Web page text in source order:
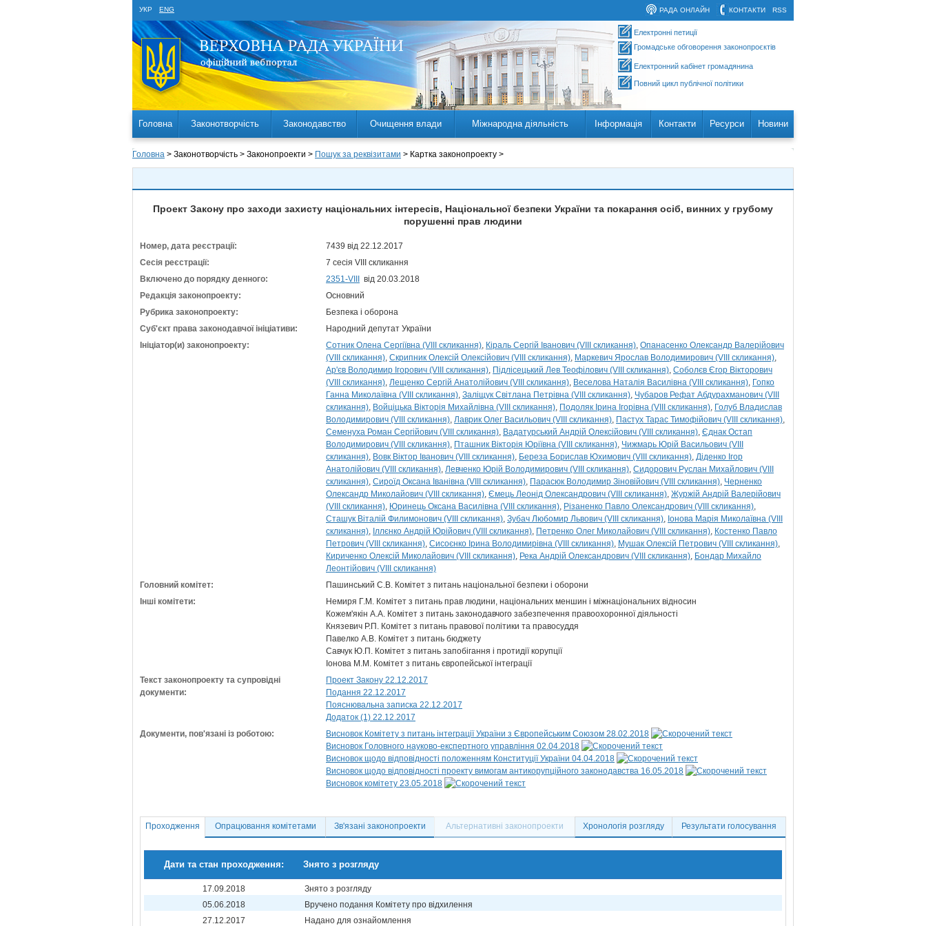
УКР ENG RSS
КОНТАКТИ
РАДА ОНЛАЙН
Електронні петиції
Громадське обговорення законопроєктів
Електронний кабінет громадянина
Повний цикл публічної політики
Головна Законотворчість Законодавство Очищення влади Міжнародна діяльність Інформація Контакти Ресурси Новини
Головна > Законотворчість > Законопроекти > Пошук за реквізитами > Картка законопроекту >
Проект Закону про заходи захисту національних інтересів, Національної безпеки України та покарання осіб, винних у грубому
порушенні прав людини
Номер, дата реєстрації:
7439 від 22.12.2017
Сесія реєстрації:
7 сесія VIII скликання
Включено до порядку денного:
2351-VIII
від 20.03.2018
Редакція законопроекту:
Основний
Рубрика законопроекту:
Безпека і оборона
Суб'єкт права законодавчої ініціативи:
Народний депутат України
Ініціатор(и) законопроекту:
Сотник Олена Сергіївна (VIII скликання) Кіраль Сергій Іванович (VIII скликання) Опанасенко Олександр Валерійович
(VIII скликання) Скрипник Олексій Олексійович (VIII скликання) Маркевич Ярослав Володимирович (VIII скликання)
Ар'єв Володимир Ігорович (VIII скликання) Підлісецький Лев Теофілович (VIII скликання) Соболєв Єгор Вікторович
(VIII скликання) Лещенко Сергій Анатолійович (VIII скликання) Веселова Наталія Василівна (VIII скликання) Гопко
Ганна Миколаївна (VIII скликання) Заліщук Світлана Петрівна (VIII скликання) Чубаров Рефат Абдурахманович (VIII
скликання) Войціцька Вікторія Михайлівна (VIII скликання) Подоляк Ірина Ігорівна (VIII скликання) Голуб Владислав
Володимирович (VIII скликання) Лаврик Олег Васильович (VIII скликання) Пастух Тарас Тимофійович (VIII скликання)
Семенуха Роман Сергійович (VIII скликання) Вадатурський Андрій Олексійович (VIII скликання) Єднак Остап
Володимирович (VIII скликання) Пташник Вікторія Юріївна (VIII скликання) Чижмарь Юрій Васильович (VIII
скликання) Вовк Віктор Іванович (VIII скликання) Береза Борислав Юхимович (VIII скликання) Діденко Ігор
Анатолійович (VIII скликання) Левченко Юрій Володимирович (VIII скликання) Сидорович Руслан Михайлович (VIII
скликання) Сироїд Оксана Іванівна (VIII скликання) Парасюк Володимир Зіновійович (VIII скликання) Черненко
Олександр Миколайович (VIII скликання) Ємець Леонід Олександрович (VIII скликання) Журжій Андрій Валерійович
(VIII скликання) Юринець Оксана Василівна (VIII скликання) Різаненко Павло Олександрович (VIII скликання)
Сташук Віталій Филимонович (VIII скликання) Зубач Любомир Львович (VIII скликання)
Іонова Марія Миколаївна (VIII
скликання)
Іллєнко Андрій Юрійович (VIII скликання) Петренко Олег Миколайович (VIII скликання) Костенко Павло
Петрович (VIII скликання) Сисоєнко Ірина Володимирівна (VIII скликання) Мушак Олексій Петрович (VIII скликання)
Кириченко Олексій Миколайович (VIII скликання) Река Андрій Олександрович (VIII скликання) Бондар Михайло
Леонтійович (VIII скликання)
Головний комітет:
Пашинський С.В. Комітет з питань національної безпеки і оборони
Інші комітети:
Немиря Г.М. Комітет з питань прав людини, національних меншин і міжнаціональних відносин
Кожем'якін А.А. Комітет з питань законодавчого забезпечення правоохоронної діяльності
Князевич Р.П. Комітет з питань правової політики та правосуддя
Павелко А.В. Комітет з питань бюджету
Савчук Ю.П. Комітет з питань запобігання і протидії корупції
Іонова М.М. Комітет з питань європейської інтеграції
Текст законопроекту та супровідні
документи:
Проект Закону 22.12.2017
Подання 22.12.2017
Пояснювальна записка 22.12.2017
Додаток (1) 22.12.2017
Документи, пов'язані із роботою:
Висновок Комітету з питань інтеграції України з Європейським Союзом 28.02.2018
Висновок Головного науково-експертного управління 02.04.2018
Висновок щодо відповідності положенням Конституції України 04.04.2018
Висновок щодо відповідності проекту вимогам антикорупційного законодавства 16.05.2018
Висновок комітету 23.05.2018
Проходження Опрацювання комітетами Зв'язані законопроекти Альтернативні законопроекти Хронологія розгляду Результати голосування
Дати та стан проходження: Знято з розгляду
17.09.2018
Знято з розгляду
05.06.2018
Вручено подання Комітету про відхилення
27.12.2017
Надано для ознайомлення